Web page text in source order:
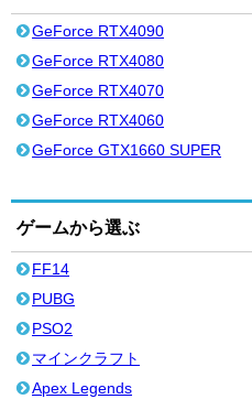
GeForce RTX4090
GeForce RTX4080
GeForce RTX4070
GeForce RTX4060
GeForce GTX1660 SUPER
ゲームから選ぶ
FF14
PUBG
PSO2
マインクラフト
Apex Legends